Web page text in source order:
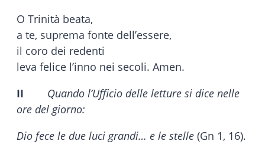
O Trinità beata,
a te, suprema fonte dell’essere,
il coro dei redenti
leva felice l’inno nei secoli. Amen.
II
Quando l’Ufficio delle letture si dice nelle
ore del giorno:
Dio fece le due luci grandi… e le stelle (Gn 1, 16).